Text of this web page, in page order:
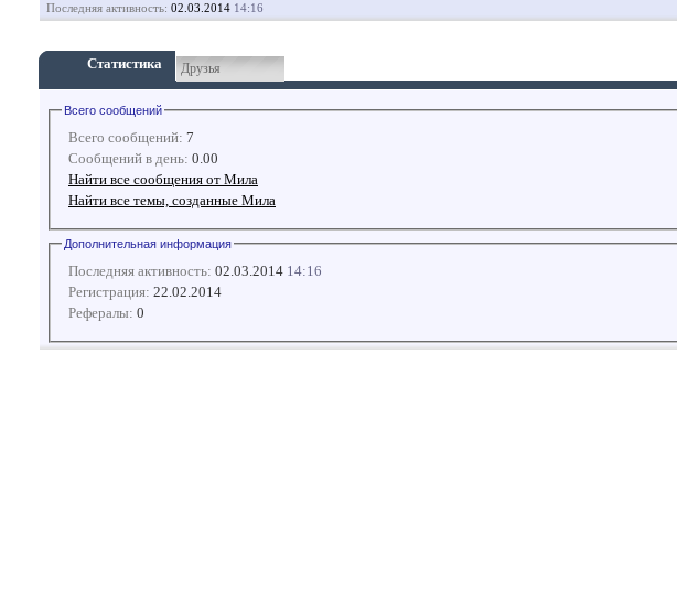
Последняя активность: 02.03.2014 14:16
Статистика Друзья
Всего сообщений
Всего сообщений: 7
Сообщений в день: 0.00
Найти все сообщения от Мила
Найти все темы, созданные Мила
Дополнительная информация
Последняя активность: 02.03.2014 14:16
Регистрация: 22.02.2014
Рефералы: 0